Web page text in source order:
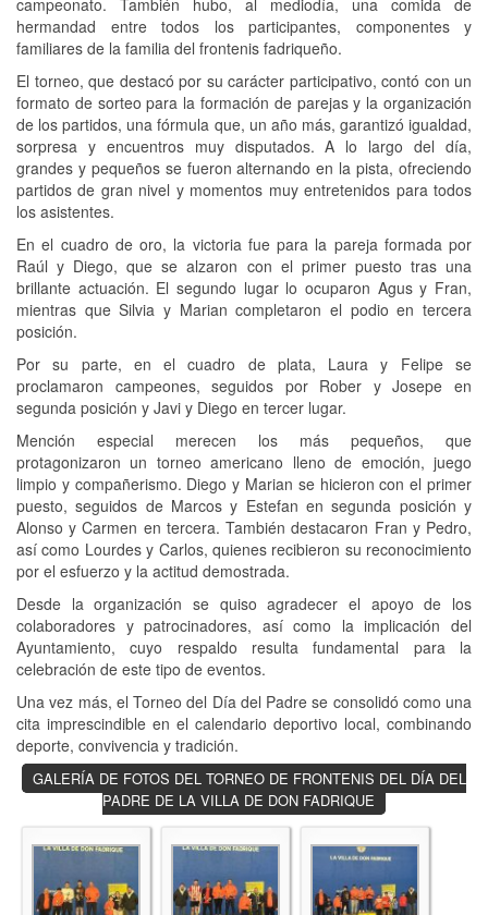
campeonato. También hubo, al mediodía, una comida de
hermandad entre todos los participantes, componentes y
familiares de la familia del frontenis fadriqueño.
El torneo, que destacó por su carácter participativo, contó con un
formato de sorteo para la formación de parejas y la organización
de los partidos, una fórmula que, un año más, garantizó igualdad,
sorpresa y encuentros muy disputados. A lo largo del día,
grandes y pequeños se fueron alternando en la pista, ofreciendo
partidos de gran nivel y momentos muy entretenidos para todos
los asistentes.
En el cuadro de oro, la victoria fue para la pareja formada por
Raúl y Diego, que se alzaron con el primer puesto tras una
brillante actuación. El segundo lugar lo ocuparon Agus y Fran,
mientras que Silvia y Marian completaron el podio en tercera
posición.
Por su parte, en el cuadro de plata, Laura y Felipe se
proclamaron campeones, seguidos por Rober y Josepe en
segunda posición y Javi y Diego en tercer lugar.
Mención especial merecen los más pequeños, que
protagonizaron un torneo americano lleno de emoción, juego
limpio y compañerismo. Diego y Marian se hicieron con el primer
puesto, seguidos de Marcos y Estefan en segunda posición y
Alonso y Carmen en tercera. También destacaron Fran y Pedro,
así como Lourdes y Carlos, quienes recibieron su reconocimiento
por el esfuerzo y la actitud demostrada.
Desde la organización se quiso agradecer el apoyo de los
colaboradores y patrocinadores, así como la implicación del
Ayuntamiento, cuyo respaldo resulta fundamental para la
celebración de este tipo de eventos.
Una vez más, el Torneo del Día del Padre se consolidó como una
cita imprescindible en el calendario deportivo local, combinando
deporte, convivencia y tradición.
GALERÍA DE FOTOS DEL TORNEO DE FRONTENIS DEL DÍA DEL
PADRE DE LA VILLA DE DON FADRIQUE